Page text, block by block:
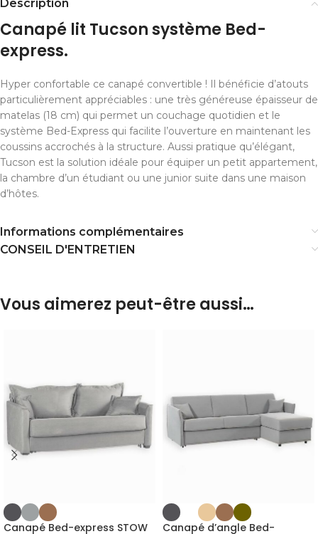
Description
Canapé lit Tucson système Bed-
express.
Hyper confortable ce canapé convertible ! Il bénéficie d’atouts
particulièrement appréciables : une très généreuse épaisseur de
matelas (18 cm) qui permet un couchage quotidien et le
système Bed-Express qui facilite l’ouverture en maintenant les
coussins accrochés à la structure. Aussi pratique qu’élégant,
Tucson est la solution idéale pour équiper un petit appartement,
la chambre d’un étudiant ou une junior suite dans une maison
d’hôtes.
Informations complémentaires
CONSEIL D'ENTRETIEN
Vous aimerez peut-être aussi…
Canapé Bed-express STOW Canapé d’angle Bed-